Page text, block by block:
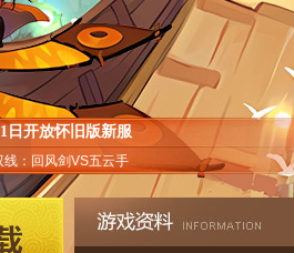
日开放怀旧版新服
线：回风剑VS五云手